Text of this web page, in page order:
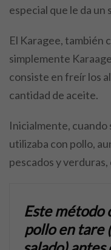
especial que le da
El Karagee, también
simplemente
consiste en freír los
cantidad de aceite.
Inicialmente, cuando
utilizaba con pollo,
pescados y verduras,
Este método
pollo en tare